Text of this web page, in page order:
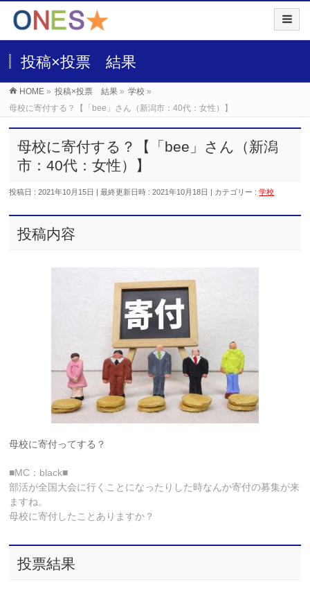
投稿×投票 結果
HOME » 投稿×投票 結果 » 学校 »
母校に寄付する？【「bee」さん（新潟市：40代：女性）】
母校に寄付する？【「bee」さん（新潟
市：40代：女性）】
投稿日 : 2021年10月15日 最終更新日時 : 2021年10月18日 カテゴリー :学校
投稿内容
母校に寄付ってする？
■MC：black■
部活が全国大会に行くことになったりした時なんか寄付の募集が来
ますね。
母校に寄付したことありますか？
投票結果